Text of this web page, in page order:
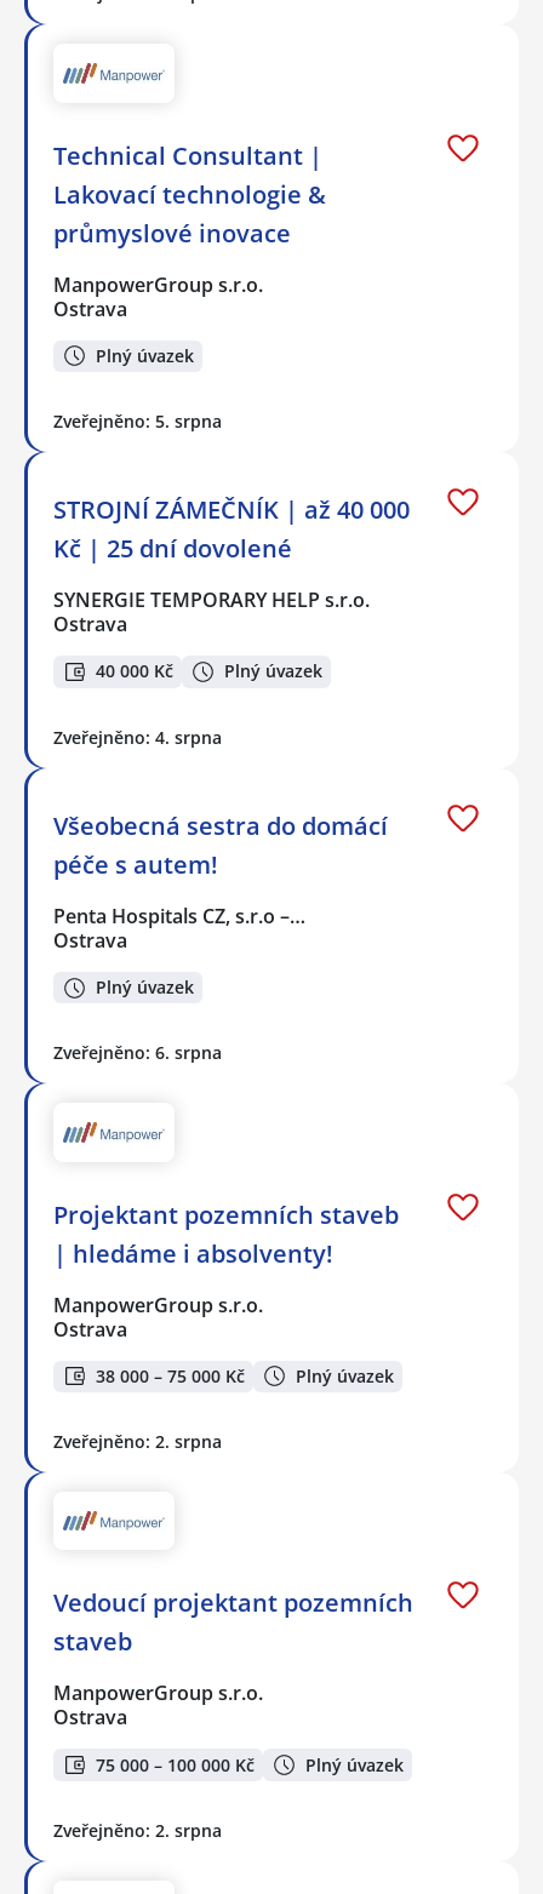
Technical Consultant |
Lakovací technologie &
průmyslové inovace
ManpowerGroup s.r.o.
Ostrava
Plný úvazek
Zveřejněno: 5. srpna
STROJNÍ ZÁMEČNÍK | až 40 000
Kč | 25 dní dovolené
SYNERGIE TEMPORARY HELP s.r.o.
Ostrava
40 000 Kč Plný úvazek
Zveřejněno: 4. srpna
Všeobecná sestra do domácí
péče s autem!
Penta Hospitals CZ, s.r.o –…
Ostrava
Plný úvazek
Zveřejněno: 6. srpna
Projektant pozemních staveb
| hledáme i absolventy!
ManpowerGroup s.r.o.
Ostrava
38 000 – 75 000 Kč Plný úvazek
Zveřejněno: 2. srpna
Vedoucí projektant pozemních
staveb
ManpowerGroup s.r.o.
Ostrava
75 000 – 100 000 Kč Plný úvazek
Zveřejněno: 2. srpna